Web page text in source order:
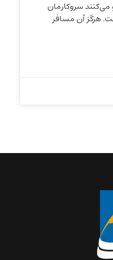
سروکارمان
هرگز آن مسافر